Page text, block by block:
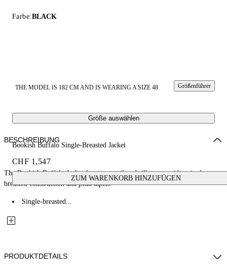
Farbe:BLACK
THE MODEL IS 182 CM AND IS WEARING A SIZE 48 Größenführer
Größe auswählen
Bookish Buffalo Single-Breasted Jacket
CHF 1,547
ZUM WARENKORB HINZUFÜGEN
BESCHREIBUNG
The Bookish Buffalo Jacket features a tailored silhouette with a single-
breasted construction and peak lapels.
Single-breasted...
PRODUKTDETAILS